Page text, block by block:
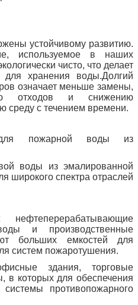
устойчивому развитию.
используемое в наших
чисто, что делает
хранения воды.Долгий
означает меньше замены,
отходов и снижению
среду с течением времени.
пожарной воды из
воды из эмалированной
широкого спектра отраслей
и производственные
больших емкостей для
систем пожаротушения.
здания, торговые
в которых для обеспечения
противопожарного